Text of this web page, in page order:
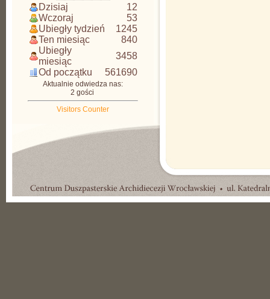
Dzisiaj
12
Wczoraj
53
Ubiegły tydzień
1245
Ten miesiąc
840
Ubiegły
miesiąc
3458
Od początku
561690
Aktualnie odwiedza nas:
2 gości
Visitors Counter